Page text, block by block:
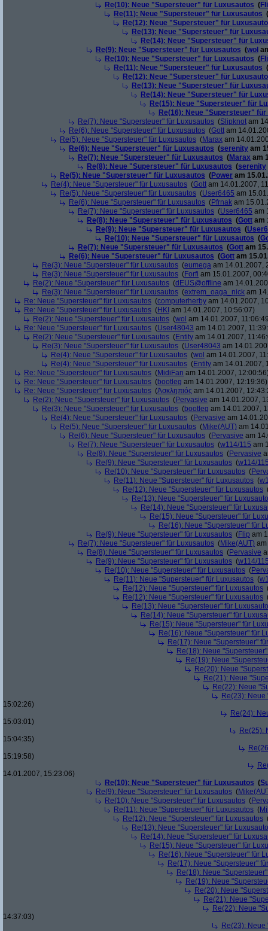
Re(10): Neue "Supersteuer" für Luxusautos (
Re(11): Neue "Supersteuer" für Luxusautos (
Re(12): Neue "Supersteuer" für
Re(13): Neue "Supersteuer" für
Re(14): Neue "Supersteuer" für
Re(9): Neue "Supersteuer" für Luxusautos (wol
Re(10): Neue "Supersteuer" für Luxusautos (
Re(11): Neue "Supersteuer" für Luxusautos (
Re(12): Neue "Supersteuer" für
Re(13): Neue "Supersteuer" für
Re(14): Neue "Supersteuer" für
Re(15): Neue "Supersteuer" für
Re(16): Neue "Supersteuer"
Re(7): Neue "Supersteuer" für Luxusautos (Slipknot am
Re(6): Neue "Supersteuer" für Luxusautos (Gott am
Re(5): Neue "Supersteuer" für Luxusautos (Marax am
Re(6): Neue "Supersteuer" für Luxusautos (serenity am
Re(7): Neue "Supersteuer" für Luxusautos (Marax am
Re(8): Neue "Supersteuer" für Luxusautos (serenity
Re(5): Neue "Supersteuer" für Luxusautos (Power am
Re(4): Neue "Supersteuer" für Luxusautos (Gott am 14.01.2007,
Re(5): Neue "Supersteuer" für Luxusautos (User6465 am
Re(6): Neue "Supersteuer" für Luxusautos (Pfrnak am
Re(7): Neue "Supersteuer" für Luxusautos (User6465 am
Re(8): Neue "Supersteuer" für Luxusautos (Gott am
Re(9): Neue "Supersteuer" für Luxusautos (
Re(10): Neue "Supersteuer" für Luxusautos (
Re(7): Neue "Supersteuer" für Luxusautos (Gott am
Re(6): Neue "Supersteuer" für Luxusautos (Gott am
Re(3): Neue "Supersteuer" für Luxusautos (eumega am 14.01.2007,
Re(3): Neue "Supersteuer" für Luxusautos (Forfi am 15.01.2007,
Re(2): Neue "Supersteuer" für Luxusautos (dEUS@offline am
Re(3): Neue "Supersteuer" für Luxusautos (extrem_oaga_nick am
Re: Neue "Supersteuer" für Luxusautos (computerherby am 14.01.2007,
Re: Neue "Supersteuer" für Luxusautos (HKI am 14.01.2007, 10:56:07)
Re(2): Neue "Supersteuer" für Luxusautos (wol am 14.01.2007,
Re: Neue "Supersteuer" für Luxusautos (User48043 am 14.01.2007,
Re(2): Neue "Supersteuer" für Luxusautos (Entity am 14.01.2007,
Re(3): Neue "Supersteuer" für Luxusautos (User48043 am
Re(4): Neue "Supersteuer" für Luxusautos (wol am 14.01.2007,
Re(4): Neue "Supersteuer" für Luxusautos (Entity am 14.01.2007,
Re: Neue "Supersteuer" für Luxusautos (MidiFan am 14.01.2007,
Re: Neue "Supersteuer" für Luxusautos (bootleg am 14.01.2007, 12:19:36)
Re: Neue "Supersteuer" für Luxusautos (Ἀσκληπιός am 14.01.2007,
Re(2): Neue "Supersteuer" für Luxusautos (Pervasive am 14.01.2007,
Re(3): Neue "Supersteuer" für Luxusautos (bootleg am 14.01.2007,
Re(4): Neue "Supersteuer" für Luxusautos (Pervasive am
Re(5): Neue "Supersteuer" für Luxusautos (Mike(AUT) am
Re(6): Neue "Supersteuer" für Luxusautos (Pervasive am
Re(7): Neue "Supersteuer" für Luxusautos (w114/115 am
Re(8): Neue "Supersteuer" für Luxusautos (Pervasive
Re(9): Neue "Supersteuer" für Luxusautos (w114/
Re(10): Neue "Supersteuer" für Luxusautos (
Re(11): Neue "Supersteuer" für Luxusautos (
Re(12): Neue "Supersteuer" für Luxusautos
Re(13): Neue "Supersteuer" für
Re(14): Neue "Supersteuer" für
Re(15): Neue "Supersteuer" für
Re(16): Neue "Supersteuer" für
Re(9): Neue "Supersteuer" für Luxusautos (Flip am
Re(7): Neue "Supersteuer" für Luxusautos (Mike(AUT)
Re(8): Neue "Supersteuer" für Luxusautos (Pervasive
Re(9): Neue "Supersteuer" für Luxusautos (w114/
Re(10): Neue "Supersteuer" für Luxusautos (
Re(11): Neue "Supersteuer" für Luxusautos (
Re(12): Neue "Supersteuer" für Luxusautos
Re(12): Neue "Supersteuer" für Luxusautos
Re(13): Neue "Supersteuer" für
Re(14): Neue "Supersteuer" für
Re(15): Neue "Supersteuer" für
Re(16): Neue "Supersteuer" für
Re(17): Neue "Supersteuer"
Re(18): Neue
Re(19): Neue
Re(20): Neue
Re(21): Neue
Re(22): Neue
Re(23):
15:02:26)
Re(24):
15:03:01)
Re(25):
15:04:35)
15:19:58)
14.01.2007, 15:23:06)
Re(10): Neue "Supersteuer" für Luxusautos (
Re(9): Neue "Supersteuer" für Luxusautos (
Re(10): Neue "Supersteuer" für Luxusautos (
Re(11): Neue "Supersteuer" für Luxusautos (
Re(12): Neue "Supersteuer" für Luxusautos
Re(13): Neue "Supersteuer" für
Re(14): Neue "Supersteuer" für
Re(15): Neue "Supersteuer" für
Re(16): Neue "Supersteuer" für
Re(17): Neue "Supersteuer"
Re(18): Neue
Re(19): Neue
Re(20): Neue
Re(21): Neue
Re(22): Neue
14:37:03)
Re(23):